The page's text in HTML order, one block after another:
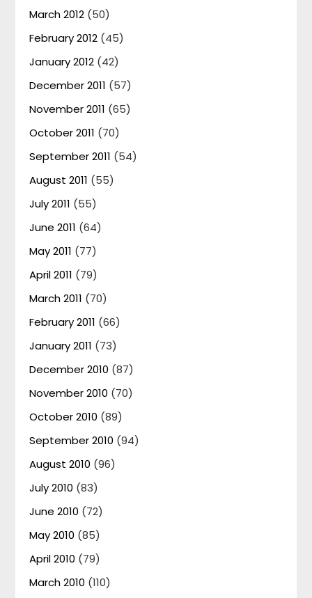
March 2012 (50)
February 2012 (45)
January 2012 (42)
December 2011 (57)
November 2011 (65)
October 2011 (70)
September 2011 (54)
August 2011 (55)
July 2011 (55)
June 2011 (64)
May 2011 (77)
April 2011 (79)
March 2011 (70)
February 2011 (66)
January 2011 (73)
December 2010 (87)
November 2010 (70)
October 2010 (89)
September 2010 (94)
August 2010 (96)
July 2010 (83)
June 2010 (72)
May 2010 (85)
April 2010 (79)
March 2010 (110)